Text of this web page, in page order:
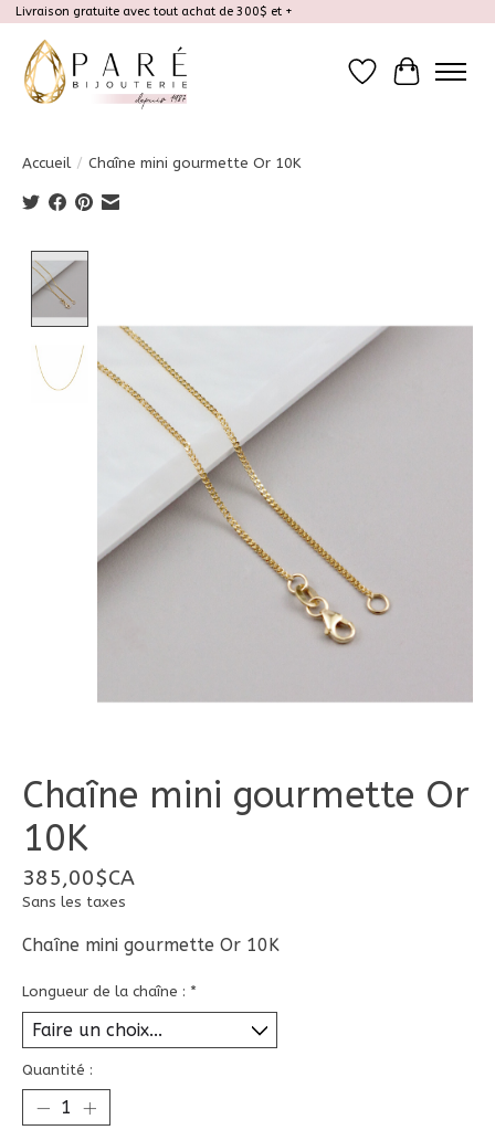
Livraison gratuite avec tout achat de 300$ et +
Liste dePanier
Accueil / Chaîne mini gourmette Or 10K
Chaîne mini gourmette Or
10K
385,00$CA
Sans les taxes
Chaîne mini gourmette Or 10K
Longueur de la chaîne : *
Quantité :